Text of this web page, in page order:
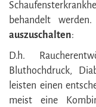
behandelt
auszuschalten:
D.h.
Bluthochdruck,
leisten einen
meist eine